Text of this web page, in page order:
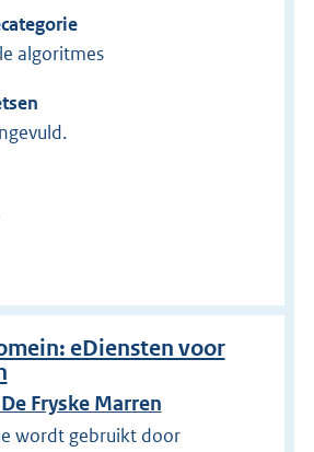
algoritmes
eDiensten voor
Fryske Marren
wordt gebruikt door